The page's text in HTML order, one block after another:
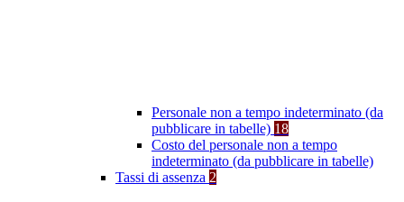
Personale non a tempo indeterminato (da
pubblicare in tabelle) 18
Costo del personale non a tempo
indeterminato (da pubblicare in tabelle)
Tassi di assenza 2